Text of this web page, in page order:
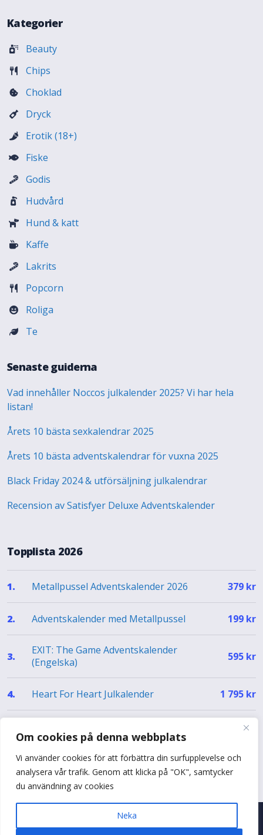
Om cookies på denna webbplats
Vi använder cookies för att förbättra din surfupplevelse och
analysera vår trafik. Genom att klicka på "OK", samtycker
du användning av cookies
Neka
Kategorier
Beauty
Chips
Choklad
Dryck
Erotik (18+)
Fiske
Godis
Hudvård
Hund & katt
Kaffe
Lakrits
Popcorn
Roliga
Te
Senaste guiderna
Vad innehåller Noccos julkalender 2025? Vi har hela
listan!
Årets 10 bästa sexkalendrar 2025
Årets 10 bästa adventskalendrar för vuxna 2025
Black Friday 2024 & utförsäljning julkalendrar
Recension av Satisfyer Deluxe Adventskalender
Topplista 2026
1. Metallpussel Adventskalender 2026 379 kr
2. Adventskalender med Metallpussel 199 kr
3.
EXIT: The Game Adventskalender
(Engelska)
595 kr
4. Heart For Heart Julkalender 1 795 kr
499kr
Se hela topplistan